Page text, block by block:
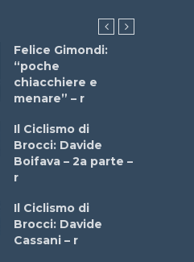
Felice Gimondi:
“poche
chiacchiere e
menare” – r
Il Ciclismo di
Brocci: Davide
Boifava – 2a parte –
r
Il Ciclismo di
Brocci: Davide
Cassani – r